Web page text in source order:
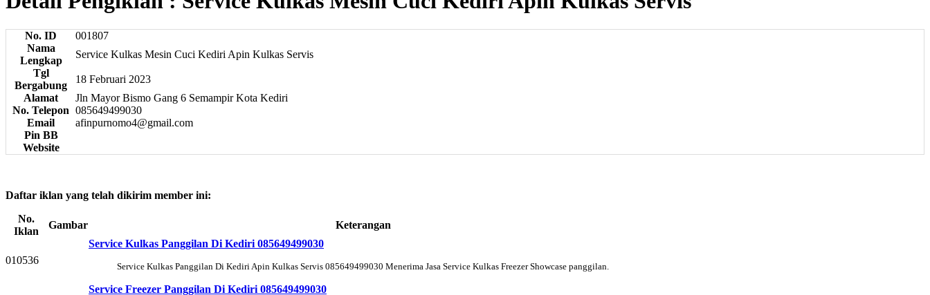
No. ID
001807
Nama
Lengkap
Service Kulkas Mesin Cuci Kediri Apin Kulkas Servis
Tgl
Bergabung
18 Februari 2023
Alamat
Jln Mayor Bismo Gang 6 Semampir Kota Kediri
No. Telepon 085649499030
Email
afinpurnomo4@gmail.com
Pin BB
Website
Daftar iklan yang telah dikirim member ini:
No.
Iklan
Gambar Keterangan
010536
Service Kulkas Panggilan Di Kediri 085649499030
Service Kulkas Panggilan Di Kediri Apin Kulkas Servis 085649499030 Menerima Jasa Service Kulkas Freezer Showcase panggilan.
Service Freezer Panggilan Di Kediri 085649499030